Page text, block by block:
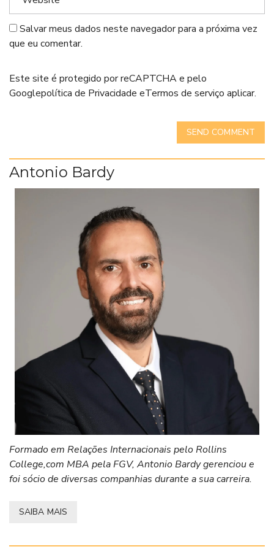
Salvar meus dados neste navegador para a próxima vez
que eu comentar.
Este site é protegido por reCAPTCHA e pelo
Googlepolítica de Privacidade eTermos de serviço aplicar.
SEND COMMENT
Antonio Bardy
Formado em Relações Internacionais pelo Rollins
College,com MBA pela FGV, Antonio Bardy gerenciou e
foi sócio de diversas companhias durante a sua carreira.
SAIBA MAIS